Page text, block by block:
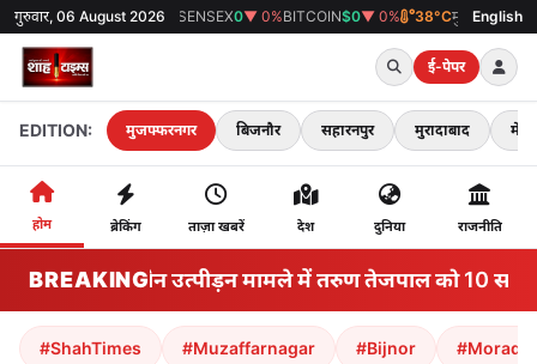
गुरुवार, 06 August 2026
₹0▼ 0%SENSEX0▼ 0%BITCOIN $0▼ 0% 38°Cमुजफ्फरनगर English
ई-पेपर
EDITION: मुजफ्फरनगर बिजनौर सहारनपुर मुरादाबाद मेरठ
होम ब्रेकिंग ताज़ा खबरें देश दुनिया राजनीति
BREAKING
2013 यौन उत्पीड़न मामले में तरुण तेजपाल को 10 साल
#ShahTimes #Muzaffarnagar #Bijnor